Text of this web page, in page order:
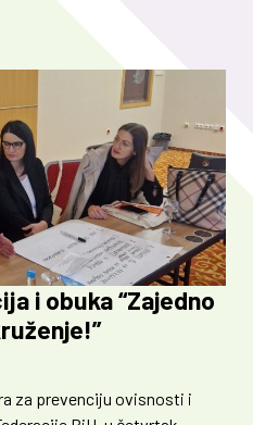
je održan 28. aprila, na
pristupa zaštiti zdravlja
radnih uslova. Aktivnost
inicijativa u oblasti
okruženju. Prezentacija i
i obuka “Zajedno
za prevenciju ovisnosti i